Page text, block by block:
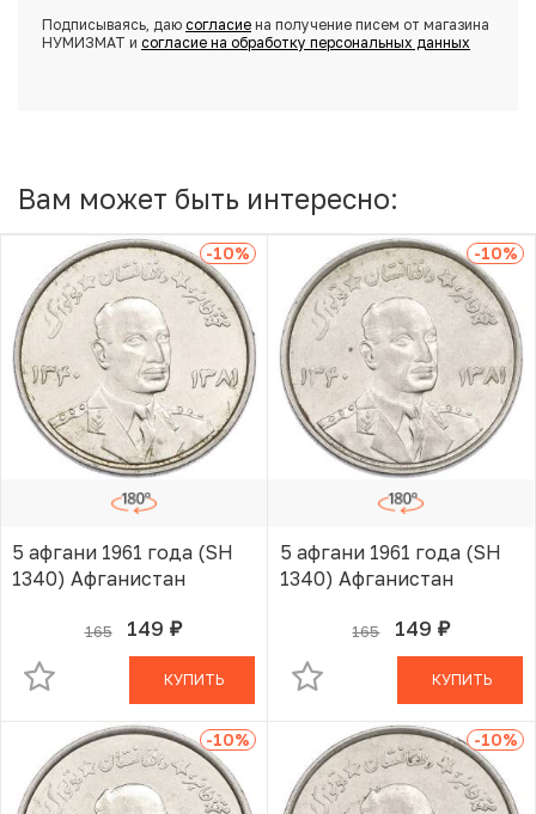
Подписываясь, даю согласиена получение писем от магазина
НУМИЗМАТ и согласие на обработку персональных данных
Вам может быть интересно:
-10%
5 афгани 1961 года (SH
1340) Афганистан
165 149 руб.
В КОРЗИНЕ
КУПИТЬ
-10%
5 афгани 1961 года (SH
1340) Афганистан
165 149 руб.
В КОРЗИНЕ
КУПИТЬ
-10% -10%